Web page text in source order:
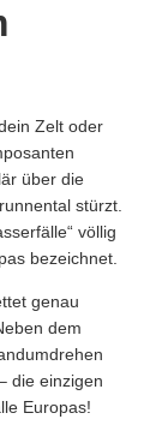
Zelt oder
über die
stürzt.
völlig
bezeichnet.
genau
dem
die einzigen
Europas!